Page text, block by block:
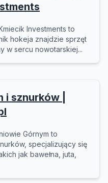
Investments to
hokeja znajdzie sprzęt
w sercu nowotarskiej...
sznurków |
Górnym to
specjalizujący się
jak bawełna, juta,